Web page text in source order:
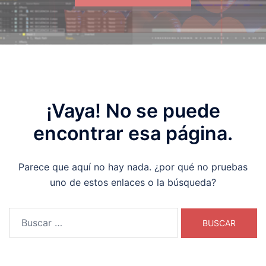
¡Vaya! No se puede
encontrar esa página.
Parece que aquí no hay nada. ¿por qué no pruebas
uno de estos enlaces o la búsqueda?